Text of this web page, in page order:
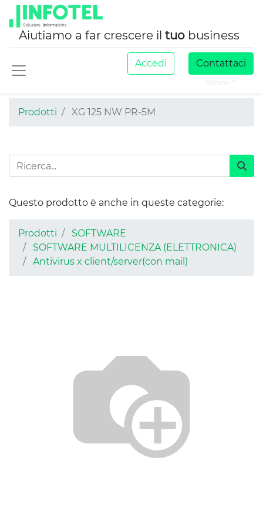
Aiutiamo a far crescere il tuo business
Accedi Contattaci
Prodotti XG 125 NW PR-5M
Questo prodotto è anche in queste categorie:
Prodotti
SOFTWARE
SOFTWARE MULTILICENZA (ELETTRONICA)
Antivirus x client/server(con mail)